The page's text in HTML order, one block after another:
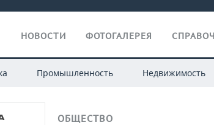
НОВОСТИ ФОТОГАЛЕРЕЯ
Промышленность Недвижимость
ОБЩЕСТВО